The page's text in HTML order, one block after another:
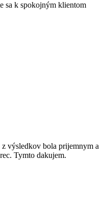
sa k spokojným klientom
výsledkov bola prijemnym a
Tymto dakujem.